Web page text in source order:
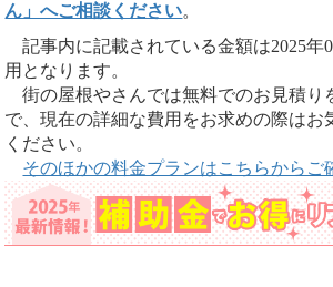
ん」へご相談ください。
記事内に記載されている金額は2025年
用となります。
街の屋根やさんでは無料でのお見積り
で、現在の詳細な費用をお求めの際はお
ください。
そのほかの料金プランはこちらからご